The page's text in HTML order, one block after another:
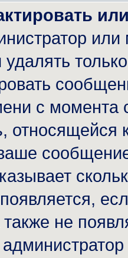
удалять
с
, относящейся
не